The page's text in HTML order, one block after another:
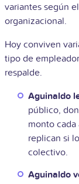
variantes según
organizacional.
Hoy conviven
tipo de
respalde.
Aguinaldo
público,
monto cada
replican si
colectivo.
Aguinaldo